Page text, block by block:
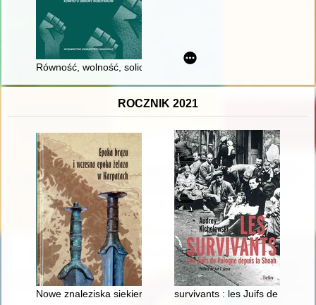
Równość, wolność, solidarność : myśl polityczna Komitetu
ROCZNIK 2021
Nowe znaleziska siekierek z epoki brązu i wczesnej epoki
survivants : les Juifs de